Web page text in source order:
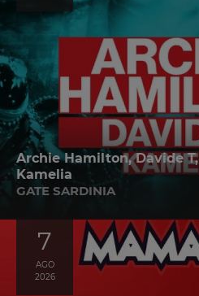
Archie Hamilton, Davide T,
Kamelia
GATE SARDINIA
7
AGO
2026